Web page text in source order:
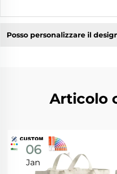
Posso personalizzare il
Articolo
06
Jan